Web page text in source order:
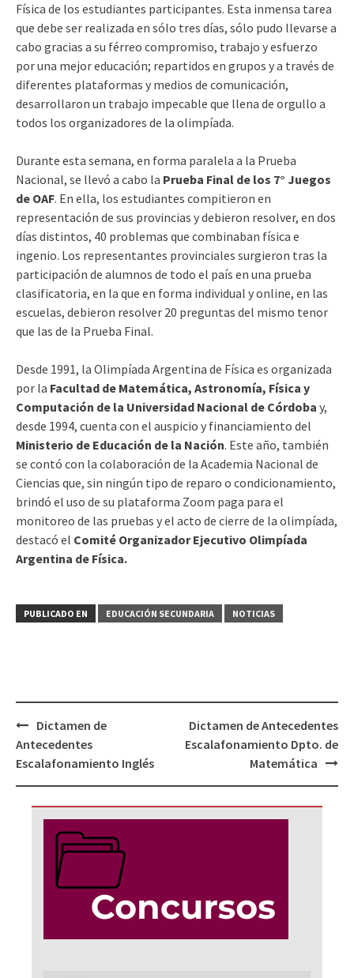
Física de los estudiantes participantes. Esta inmensa tarea
que debe ser realizada en sólo tres días, sólo pudo llevarse a
cabo gracias a su férreo compromiso, trabajo y esfuerzo
por una mejor educación; repartidos en grupos y a través de
diferentes plataformas y medios de comunicación,
desarrollaron un trabajo impecable que llena de orgullo a
todos los organizadores de la olimpíada.
Durante esta semana, en forma paralela a la Prueba
Nacional, se llevó a cabo la Prueba Final de los 7° Juegos
de OAF. En ella, los estudiantes compitieron en
representación de sus provincias y debieron resolver, en dos
días distintos, 40 problemas que combinaban física e
ingenio. Los representantes provinciales surgieron tras la
participación de alumnos de todo el país en una prueba
clasificatoria, en la que en forma individual y online, en las
escuelas, debieron resolver 20 preguntas del mismo tenor
que las de la Prueba Final.
Desde 1991, la Olimpíada Argentina de Física es organizada
por la Facultad de Matemática, Astronomía, Física y
Computación de la Universidad Nacional de Córdoba y,
desde 1994, cuenta con el auspicio y financiamiento del
Ministerio de Educación de la Nación. Este año, también
se contó con la colaboración de la Academia Nacional de
Ciencias que, sin ningún tipo de reparo o condicionamiento,
brindó el uso de su plataforma Zoom paga para el
monitoreo de las pruebas y el acto de cierre de la olimpíada,
destacó el Comité Organizador Ejecutivo Olimpíada
Argentina de Física.
PUBLICADO EN EDUCACIÓN SECUNDARIA NOTICIAS
Navegación
de
entradas
Dictamen de
Antecedentes
Escalafonamiento Inglés
Dictamen de Antecedentes
Escalafonamiento Dpto. de
Matemática